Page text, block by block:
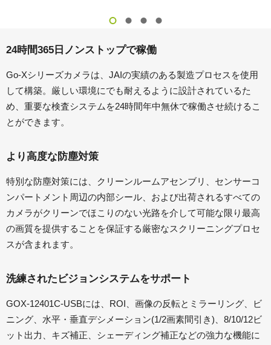
24時間365日ノンストップで稼働
Go-Xシリーズカメラは、JAIの実績のある製造プロセスを使用
して構築。厳しい環境にでも耐えるように設計されているた
め、重要な検査システムを24時間年中無休で稼働させ続けるこ
とができます。
より高度な防塵対策
特別な防塵対策には、クリーンルームアセンブリ、センサーコ
ンパートメント周辺の内部シール、および出荷されるすべての
カメラがクリーンでほこりのない光路を介して可能な限り最高
の画質を提供することを保証する厳密なスクリーニングプロセ
スが含まれます。
洗練されたビジョンシステムをサポート
GOX-12401C-USBには、ROI、画像の反転とミラーリング、ビ
ニング、水平・垂直デシメーション(1/2画素間引き)、8/10/12ビ
ット出力、キズ補正、シェーディング補正などの強力な機能に